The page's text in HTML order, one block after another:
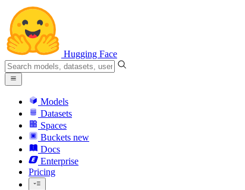
Hugging Face
Models
Datasets
Spaces
Buckets new
Docs
Enterprise
Pricing